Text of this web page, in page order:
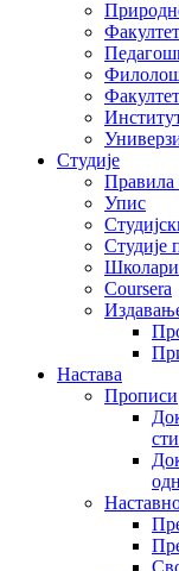
Студије
Правила
Упис
Студије
Coursera
Настава
Прописи